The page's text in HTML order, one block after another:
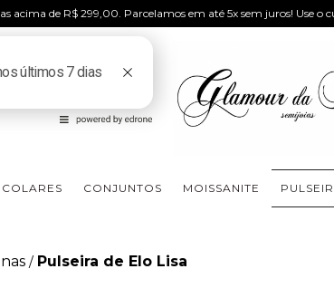
acima de R$ 299,00. Parcelamos em até 5x sem juros! Use
COLARES CONJUNTOS MOISSANITE
/ Pulseira de Elo Lisa